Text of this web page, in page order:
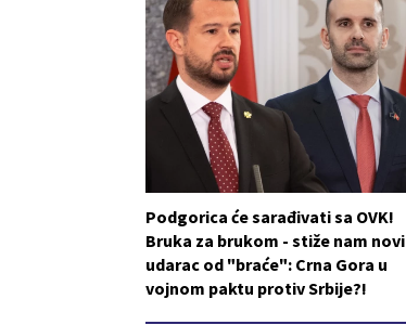
Podgorica će sarađivati sa OVK!
Bruka za brukom - stiže nam novi
udarac od "braće": Crna Gora u
vojnom paktu protiv Srbije?!